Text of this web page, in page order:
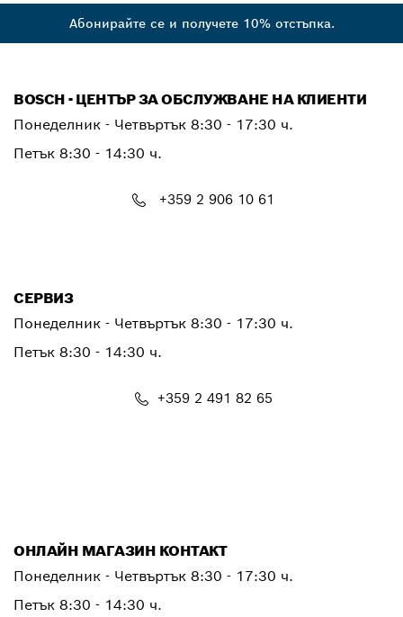
Абонирайте се и получете 10% отстъпка.
BOSCH - ЦЕНТЪР ЗА ОБСЛУЖВАНЕ НА КЛИЕНТИ
Понеделник - Четвъртък 8:30 - 17:30 ч.
Петък 8:30 - 14:30 ч.
+359 2 906 10 61
СЕРВИЗ
Понеделник - Четвъртък 8:30 - 17:30 ч.
Петък 8:30 - 14:30 ч.
+359 2 491 82 65
ОНЛАЙН МАГАЗИН КОНТАКТ
Понеделник - Четвъртък 8:30 - 17:30 ч.
Петък 8:30 - 14:30 ч.